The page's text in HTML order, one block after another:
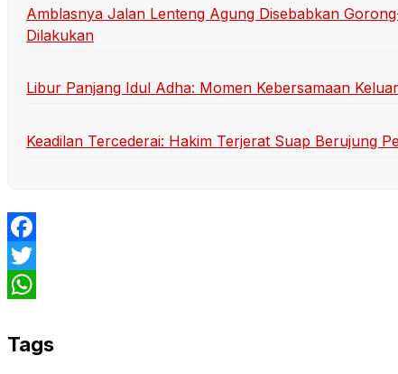
Amblasnya Jalan Lenteng Agung Disebabkan
Dilakukan
Libur Panjang Idul Adha: Momen Kebersamaan
Keadilan Tercederai: Hakim Terjerat Suap Berujung
Facebook
Twitter
Tags